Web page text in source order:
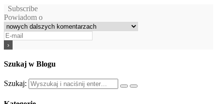
Subscribe
Powiadom o
Szukaj w Blogu
Szukaj: